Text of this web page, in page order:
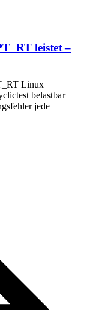
leistet –
Linux
belastbar
jede